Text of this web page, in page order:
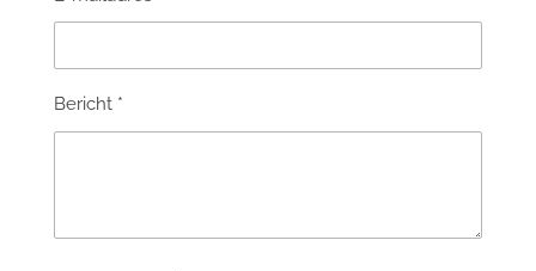
Bericht *